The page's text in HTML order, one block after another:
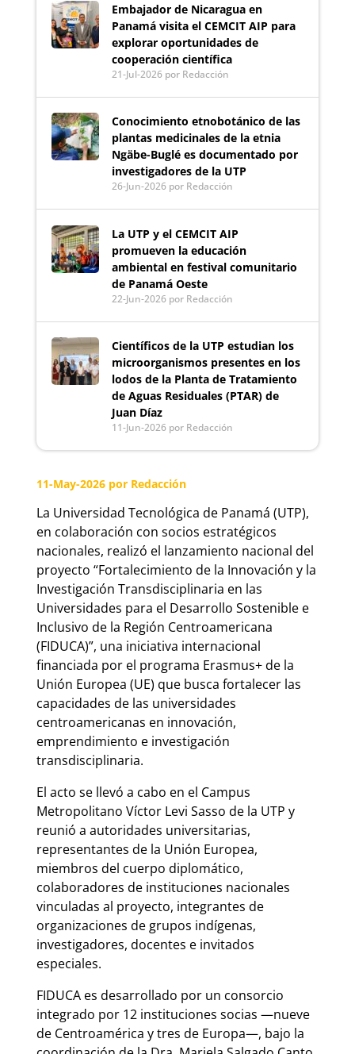
Embajador de Nicaragua en
Panamá visita el CEMCIT AIP para
explorar oportunidades de
cooperación científica
21-Jul-2026por Redacción
Conocimiento etnobotánico de las
plantas medicinales de la etnia
Ngäbe-Buglé es documentado por
investigadores de la UTP
26-Jun-2026por Redacción
La UTP y el CEMCIT AIP
promueven la educación
ambiental en festival comunitario
de Panamá Oeste
22-Jun-2026por Redacción
Científicos de la UTP estudian los
microorganismos presentes en los
lodos de la Planta de Tratamiento
de Aguas Residuales (PTAR) de
Juan Díaz
11-Jun-2026por Redacción
11-May-2026 por Redacción
La Universidad Tecnológica de Panamá (UTP),
en colaboración con socios estratégicos
nacionales, realizó el lanzamiento nacional del
proyecto “Fortalecimiento de la Innovación y la
Investigación Transdisciplinaria en las
Universidades para el Desarrollo Sostenible e
Inclusivo de la Región Centroamericana
(FIDUCA)”, una iniciativa internacional
financiada por el programa Erasmus+ de la
Unión Europea (UE) que busca fortalecer las
capacidades de las universidades
centroamericanas en innovación,
emprendimiento e investigación
transdisciplinaria.
El acto se llevó a cabo en el Campus
Metropolitano Víctor Levi Sasso de la UTP y
reunió a autoridades universitarias,
representantes de la Unión Europea,
miembros del cuerpo diplomático,
colaboradores de instituciones nacionales
vinculadas al proyecto, integrantes de
organizaciones de grupos indígenas,
investigadores, docentes e invitados
especiales.
FIDUCA es desarrollado por un consorcio
integrado por 12 instituciones socias —nueve
de Centroamérica y tres de Europa—, bajo la